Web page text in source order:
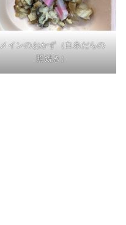
メインのおかず（白糸だらの
照焼き）